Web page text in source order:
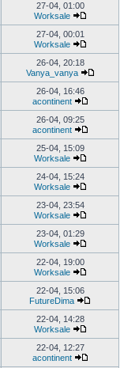
27-04, 01:00
Worksale
27-04, 00:01
Worksale
26-04, 20:18
Vanya_vanya
26-04, 16:46
acontinent
26-04, 09:25
acontinent
25-04, 15:09
Worksale
24-04, 15:24
Worksale
23-04, 23:54
Worksale
23-04, 01:29
Worksale
22-04, 19:00
Worksale
22-04, 15:06
FutureDima
22-04, 14:28
Worksale
22-04, 12:27
acontinent